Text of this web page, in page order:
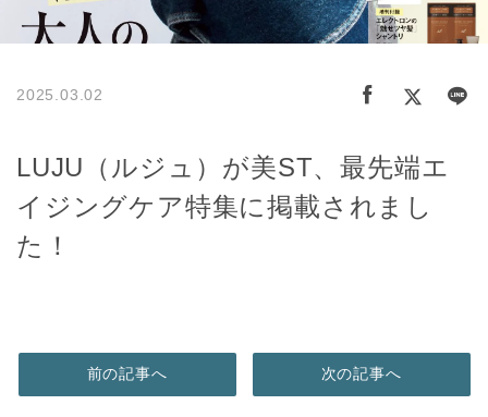
2025.03.02
LUJU（ルジュ）が美ST、最先端エ
イジングケア特集に掲載されまし
た！
前の記事へ 次の記事へ